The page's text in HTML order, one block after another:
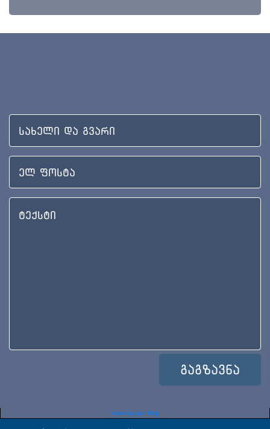
View Larger Map